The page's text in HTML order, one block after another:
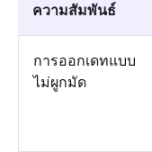
ความสัมพันธ์
การออกเดทแบบ
ไม่ผูกมัด